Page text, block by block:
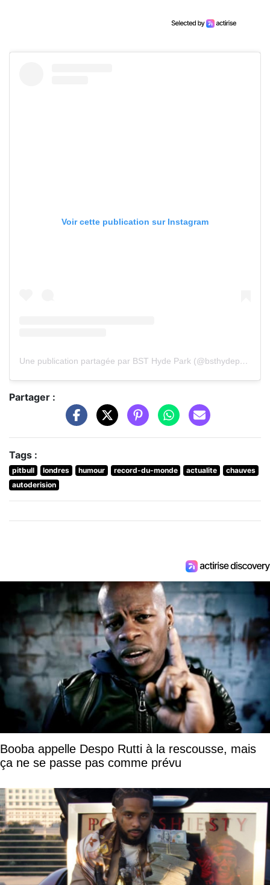
Voir cette publication sur Instagram
Une publication partagée par BST Hyde Park (@bsthydepark)
Partager :
Tags :
pitbull londres humour record-du-monde actualite
chauves
autoderision
Booba appelle Despo Rutti à la rescousse, mais
ça ne se passe pas comme prévu